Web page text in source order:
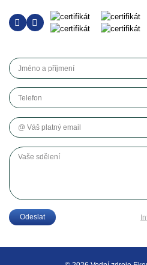
Jméno a příjmení
Telefon
Váš platný email
Vaše sdělení
Odeslat